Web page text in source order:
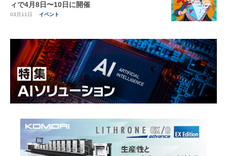
ィで4月8日〜10日に開催
03月11日 イベント